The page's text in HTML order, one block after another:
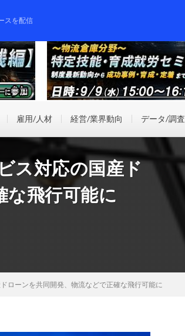
スを配信
雇用/人材 経営/業界動向 データ/調査
ス対応の国産ド
な飛行可能に
ローンを共同開発、物流などで正確な飛行可能に